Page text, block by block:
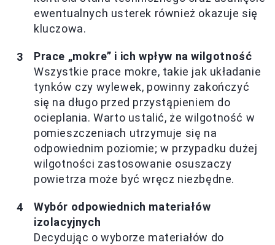
ewentualnych usterek również okazuje się
kluczowa.
Prace „mokre” i ich wpływ na wilgotność
Wszystkie prace mokre, takie jak układanie
tynków czy wylewek, powinny zakończyć
się na długo przed przystąpieniem do
ocieplania. Warto ustalić, że wilgotność w
pomieszczeniach utrzymuje się na
odpowiednim poziomie; w przypadku dużej
wilgotności zastosowanie osuszaczy
powietrza może być wręcz niezbędne.
Wybór odpowiednich materiałów
izolacyjnych
Decydując o wyborze materiałów do